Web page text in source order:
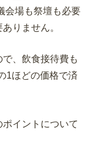
会場も祭壇も必要
りません。
、飲食接待費も
1ほどの価格で済
イントについて